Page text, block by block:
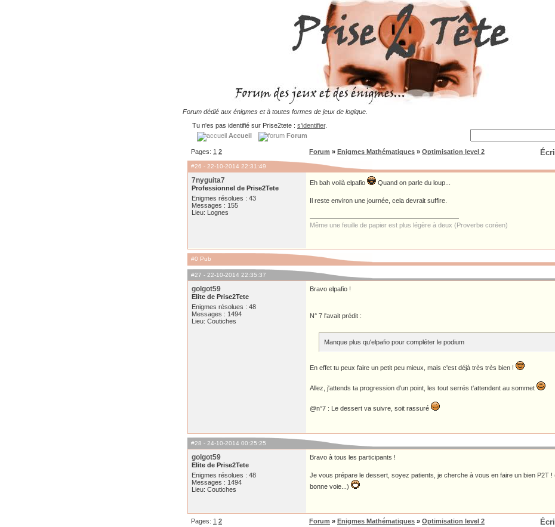
Forum dédié aux énigmes et à toutes formes de jeux de logique.
Tu n'es pas identifié sur Prise2tete : s'identifier.
Accueil
Forum
Pages: 1 2 Forum » Enigmes Mathématiques » Optimisation level 2
#26 - 22-10-2014 22:31:49
7nyguita7
Professionnel de Prise2Tete
Enigmes résolues : 43
Messages : 155
Lieu: Lognes
Eh bah voilà elpafio Quand on parle du loup...
Il reste environ une journée, cela devrait suffire.
Même une feuille de papier est plus légère à deux (Proverbe coréen)
#0 Pub
#27 - 22-10-2014 22:35:37
golgot59
Elite de Prise2Tete
Enigmes résolues : 48
Messages : 1494
Lieu: Coutiches
Bravo elpafio !
N° 7 l'avait prédit :
Manque plus qu'elpafio pour compléter le podium
En effet tu peux faire un petit peu mieux, mais c'est déjà très très bien !
Allez, j'attends ta progression d'un point, les tout serrés t'attendent au sommet
@n°7 : Le dessert va suivre, soit rassuré
#28 - 24-10-2014 00:25:25
golgot59
Elite de Prise2Tete
Enigmes résolues : 48
Messages : 1494
Lieu: Coutiches
Bravo à tous les participants !
Je vous prépare le dessert, soyez patients, je cherche à vous en faire un bien P2T !
bonne voie...)
Pages: 1 2 Forum » Enigmes Mathématiques » Optimisation level 2